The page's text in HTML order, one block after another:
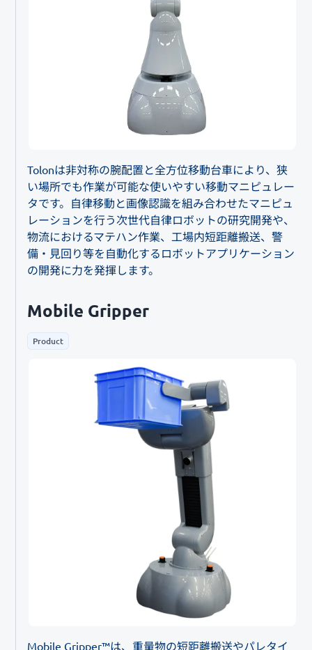
Tolonは非対称の腕配置と全方位移動台車により、狭
い場所でも作業が可能な使いやすい移動マニピュレー
タです。自律移動と画像認識を組み合わせたマニピュ
レーションを行う次世代自律ロボットの研究開発や、
物流におけるマテハン作業、工場内短距離搬送、警
備・見回り等を自動化するロボットアプリケーション
の開発に力を発揮します。
Mobile Gripper
Product
Mobile Gripper™は、重量物の短距離搬送やパレタイ